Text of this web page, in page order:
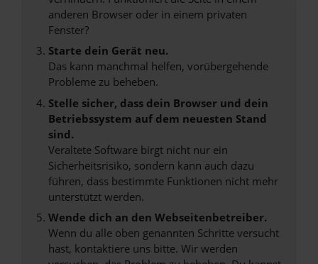
anderen Browser oder in einem privaten
Fenster?
Starte dein Gerät neu.
Das kann manchmal helfen, vorübergehende
Probleme zu beheben.
Stelle sicher, dass dein Browser und dein
Betriebssystem auf dem neuesten Stand
sind.
Veraltete Software birgt nicht nur ein
Sicherheitsrisiko, sondern kann auch dazu
führen, dass bestimmte Funktionen nicht mehr
unterstützt werden.
Wende dich an den Webseitenbetreiber.
Wenn du alle oben genannten Schritte versucht
hast, kontaktiere uns bitte. Wir werden